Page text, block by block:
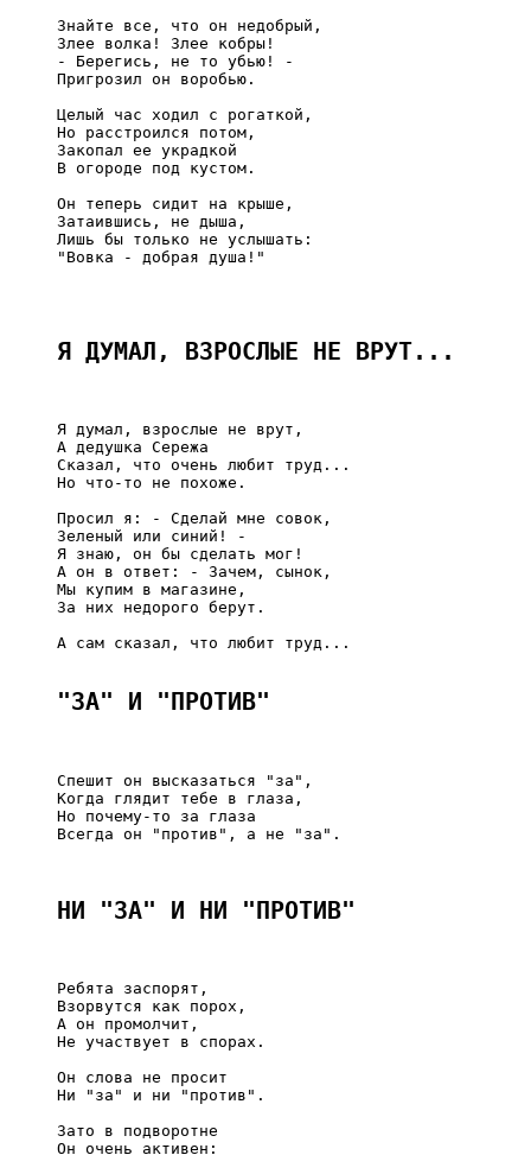
     Знайте все, что он недобрый,
     Злее волка! Злее кобры!
     - Берегись, не то убью! -
     Пригрозил он воробью.
     Целый час ходил с рогаткой,
     Но расстроился потом,
     Закопал ее украдкой
     В огороде под кустом.
     Он теперь сидит на крыше,
     Затаившись, не дыша,
     Лишь бы только не услышать:
     "Вовка - добрая душа!"
Я ДУМАЛ, ВЗРОСЛЫЕ НЕ ВРУТ...
     Я думал, взрослые не врут,
     А дедушка Сережа
     Сказал, что очень любит труд...
     Но что-то не похоже.
     Просил я: - Сделай мне совок,
     Зеленый или синий! -
     Я знаю, он бы сделать мог!
     А он в ответ: - Зачем, сынок,
     Мы купим в магазине,
     За них недорого берут.
     А сам сказал, что любит труд...
"ЗА" И "ПРОТИВ"
     Спешит он высказаться "за",
     Когда глядит тебе в глаза,
     Но почему-то за глаза
     Всегда он "против", а не "за".
НИ "ЗА" И НИ "ПРОТИВ"
     Ребята заспорят,
     Взорвутся как порох,
     А он промолчит,
     Не участвует в спорах.
     Он слова не просит
     Ни "за" и ни "против".
     Зато в подворотне
     Он очень активен: